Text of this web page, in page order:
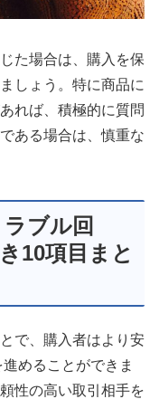
た場合は、購入を保
しょう。特に商品に
れば、積極的に質問
ある場合は、慎重な
ブル回
10項目まと
で、購入者はより安
めることができま
性の高い取引相手を